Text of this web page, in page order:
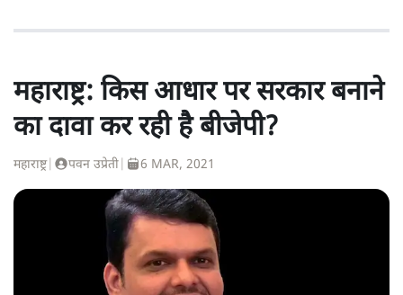
महाराष्ट्र: किस आधार पर सरकार बनाने
का दावा कर रही है बीजेपी?
महाराष्ट्र| पवन उप्रेती 6 MAR, 2021